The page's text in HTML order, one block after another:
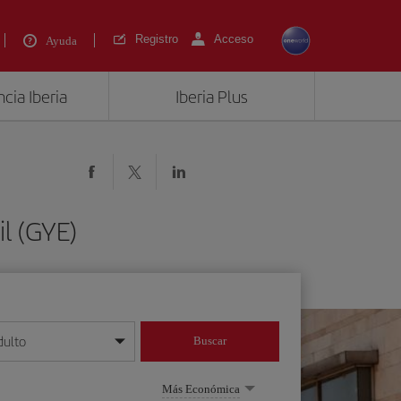
Ayuda Registro Acceso
Iberia Iberia Plus
(GYE)
mes/año
Buscar
Más Económica